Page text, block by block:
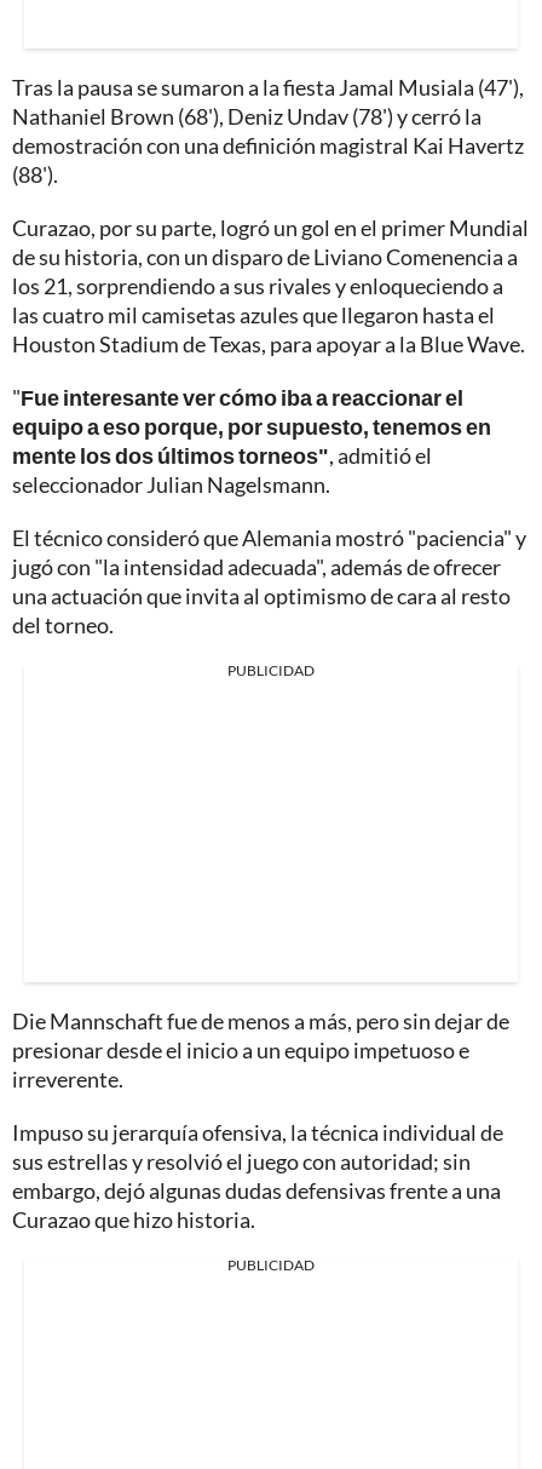
Tras la pausa se sumaron a la fiesta Jamal Musiala (47'),
Nathaniel Brown (68'), Deniz Undav (78') y cerró la
demostración con una definición magistral Kai Havertz
(88').
Curazao, por su parte, logró un gol en el primer Mundial
de su historia, con un disparo de Liviano Comenencia a
los 21, sorprendiendo a sus rivales y enloqueciendo a
las cuatro mil camisetas azules que llegaron hasta el
Houston Stadium de Texas, para apoyar a la Blue Wave.
"Fue interesante ver cómo iba a reaccionar el
equipo a eso porque, por supuesto, tenemos en
mente los dos últimos torneos", admitió el
seleccionador Julian Nagelsmann.
El técnico consideró que Alemania mostró "paciencia" y
jugó con "la intensidad adecuada", además de ofrecer
una actuación que invita al optimismo de cara al resto
del torneo.
PUBLICIDAD
Die Mannschaft fue de menos a más, pero sin dejar de
presionar desde el inicio a un equipo impetuoso e
irreverente.
Impuso su jerarquía ofensiva, la técnica individual de
sus estrellas y resolvió el juego con autoridad; sin
embargo, dejó algunas dudas defensivas frente a una
Curazao que hizo historia.
PUBLICIDAD